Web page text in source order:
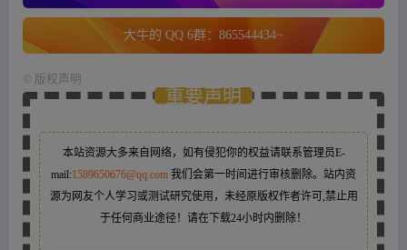
大牛的 QQ 6群：865544434~
版权声明
重要声明
本站资源大多来自网络，如有侵犯你的权益请联系管理员E-
mail:1589650676@qq.com 我们会第一时间进行审核删除。站内资
源为网友个人学习或测试研究使用，未经原版权作者许可,禁止用
于任何商业途径！请在下载24小时内删除！